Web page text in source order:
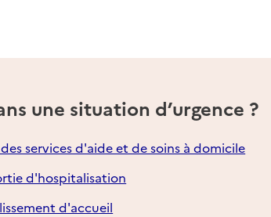
une situation d’urgence ?
services d'aide et de soins à domicile
d'hospitalisation
d'accueil